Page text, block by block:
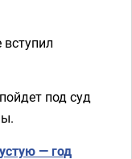
под суд
— год